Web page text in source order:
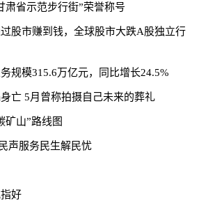
肃省示范步行街”荣誉称号
股市赚到钱，全球股市大跌A股独立行
规模315.6万亿元，同比增长24.5%
亡 5月曾称拍摄自己未来的葬礼
矿山”路线图
声服务民生解民忧
好